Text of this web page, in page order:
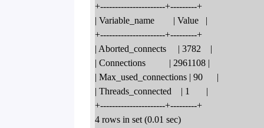
+----------------------+---------+
| Variable_name        | Value   |
+----------------------+---------+
| Aborted_connects     | 3782    |
| Connections          | 2961108 |
| Max_used_connections | 90      |
| Threads_connected    | 1       |
+----------------------+---------+
4 rows in set (0.01 sec)